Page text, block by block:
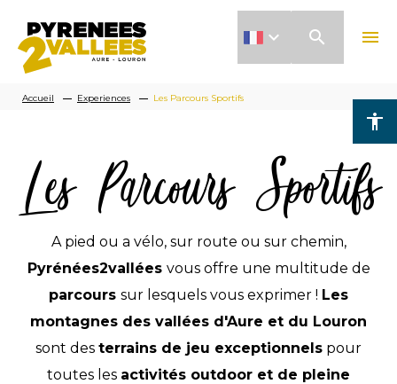
contenu
principal
accessibility
search menu
Fil
Accueil Experiences Les Parcours Sportifs
Les Parcours Sportifs
A pied ou a vélo, sur route ou sur chemin,
Pyrénées2vallées vous offre une multitude de
parcours sur lesquels vous exprimer ! Les
montagnes des vallées d'Aure et du Louron
sont des terrains de jeu exceptionnels pour
toutes les activités outdoor et de pleine